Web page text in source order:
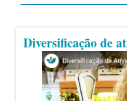
Diversificação de